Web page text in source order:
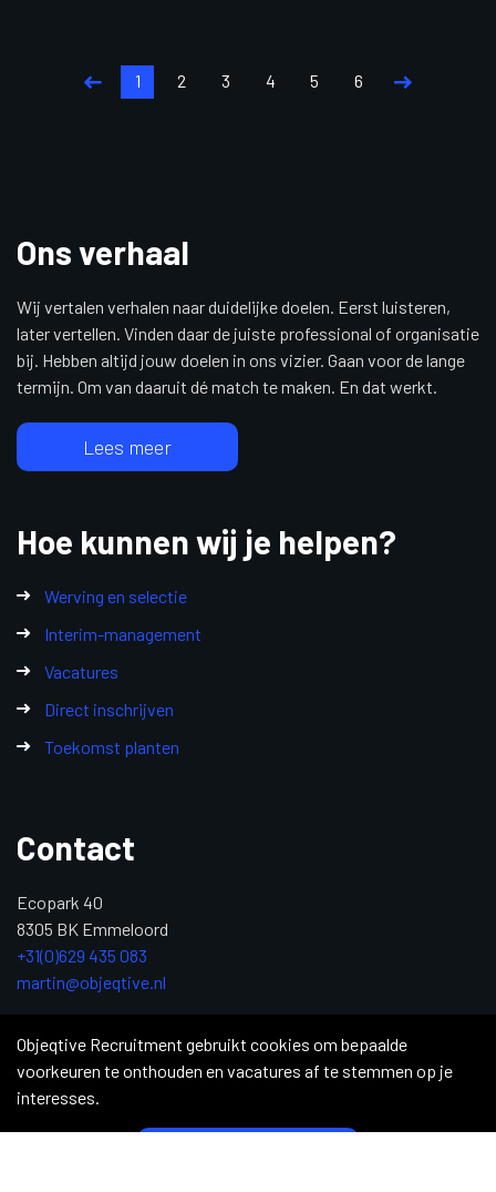
1 2 3 4 5 6
Ons verhaal
Wij vertalen verhalen naar duidelijke doelen. Eerst luisteren,
later vertellen. Vinden daar de juiste professional of organisatie
bij. Hebben altijd jouw doelen in ons vizier. Gaan voor de lange
termijn. Om van daaruit dé match te maken. En dat werkt.
Lees meer
Hoe kunnen wij je helpen?
Werving en selectie
Interim-management
Vacatures
Direct inschrijven
Toekomst planten
Contact
Ecopark 40
8305 BK Emmeloord
+31(0)629 435 083
martin@objeqtive.nl
Copyright 2026 © Objective Recruitment|Privacy Statement
Objeqtive Recruitment gebruikt cookies om bepaalde
voorkeuren te onthouden en vacatures af te stemmen op je
interesses.